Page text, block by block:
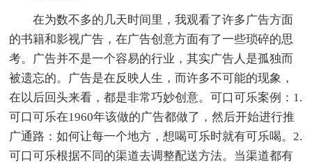
在为数不多的几天时间里，我观看了许多广告方面
的书籍和影视广告，在广告创意方面有了一些琐碎的思
考。广告并不是一个容易的行业，其实广告人是孤独而
被遗忘的。广告是在反映人生，而许多不可能的现象，
在以后回头来看，都是非常巧妙创意。可口可乐案例：1.
可口可乐在1960年该做的广告都做了，然后开始进行推
广通路：如何让每一个地方，想喝可乐时就有可乐喝。2.
可口可乐根据不同的渠道去调整配送方法。当渠道都有